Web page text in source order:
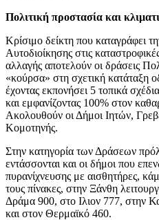
Πολιτική προστασία και
Κρίσιμο δείκτη που καταγράφει
Αυτοδιοίκησης στις
αλλαγής αποτελούν οι δράσεις
«κούρσα» στη σχετική κατάταξη
έχοντας εκπονήσει 5 τοπικά
και εμφανίζοντας 100% στον
Ακολουθούν οι Δήμοι Ιητών,
Κομοτηνής.
Στην κατηγορία των Δράσεων
εντάσσονται και οι δήμοι που
πυρανίχνευσης με αισθητήρες,
τους πίνακες, στην Ξάνθη
Δράμα 900, στο Ιλιον 777, στην
και στον Θερμαϊκό 460.